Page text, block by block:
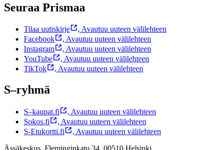
Seuraa Prismaa
Tilaa uutiskirje , Avautuu uuteen välilehteen
Facebook
, Avautuu uuteen välilehteen
Instagram
, Avautuu uuteen välilehteen
YouTube
, Avautuu uuteen välilehteen
TikTok
, Avautuu uuteen välilehteen
S–ryhmä
S–kaupat.fi , Avautuu uuteen välilehteen
Sokos.fi
, Avautuu uuteen välilehteen
S-Etukortti.fi
, Avautuu uuteen välilehteen